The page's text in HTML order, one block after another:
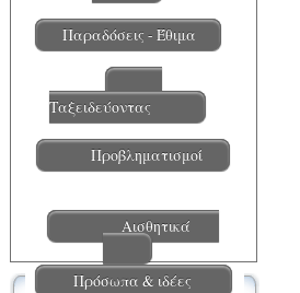
Παραδόσεις - Έθιμα
Ταξειδεύοντας
Προβληματισμοί
Αισθητικά
Πρόσωπα & ιδέες